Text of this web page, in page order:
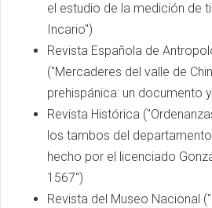
el estudio de la medición de
Incario")
Revista Española de
("Mercaderes del valle de
prehispánica: un documento
Revista Histórica
los tambos del
hecho por el licenciado
1567")
Revista del Museo Nacional